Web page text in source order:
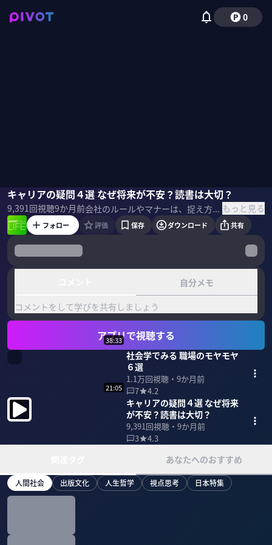
0
キャリアの疑問４選 なぜ将来が不安？読書は大切？
9,391回視聴9か月前 会社のルールやマナーは、捉え方次第で生きづらくなくなるかもしれない。 社会学者の鈴木洋仁氏は、不思議に思ったところに社会学の入口があるという。 日々のモヤモヤを社会学の視点から解きほぐしてみる。 ＜ゲスト＞ 鈴木洋仁｜社会学者 京都大学を卒業後、関西テレビ、ドワンゴ、国際交流基金を経て現職。東京大学大学院で博士号取得。専門は歴史社会学。著書に『「元号」と戦後日本」など。『「三代目」スタディーズ』も執筆。 ＜目次＞ もっと見る
鈴木洋仁野嶋紗己子
フォロー 評価 保存 ダウンロード 共有
自分メモ
コメントをして学びを共有しましょう
アプリで視聴する
38:33
社会学でみる 職場のモヤモヤ
６選
1.1万回視聴・ 9か月前
7
4.2
21:05
キャリアの疑問４選 なぜ将来
が不安？読書は大切？
9,391回視聴・ 9か月前
3
4.3
あなたへのおすすめ
人間社会 出版文化 人生哲学 視点思考 日本特集